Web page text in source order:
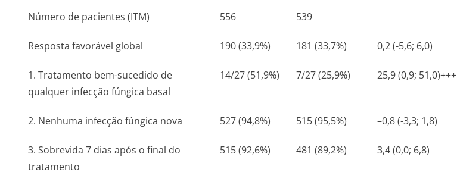
Número de pacientes (ITM) 556 539
Resposta favorável global 190 (33,9%) 181 (33,7%) 0,2 (-5,6; 6,0)
1. Tratamento bem-sucedido de
qualquer infecção fúngica basal
14/27 (51,9%) 7/27 (25,9%) 25,9 (0,9; 51,0)+++
2. Nenhuma infecção fúngica nova 527 (94,8%) 515 (95,5%) –0,8 (-3,3; 1,8)
3. Sobrevida 7 dias após o final do
tratamento
515 (92,6%) 481 (89,2%) 3,4 (0,0; 6,8)